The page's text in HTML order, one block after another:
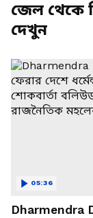
জেল থেকে
দেখুন
Dharmendra
05:36